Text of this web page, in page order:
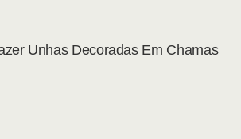
Unhas Decoradas Em Chamas